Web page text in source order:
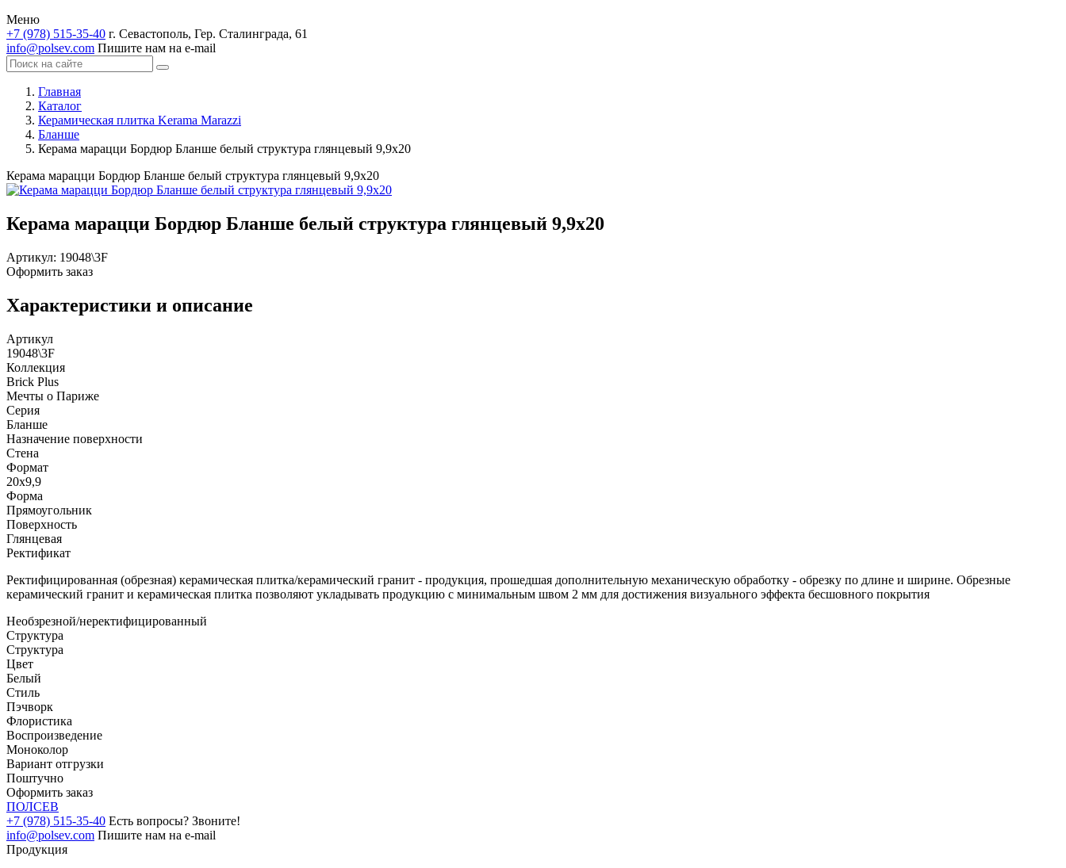
Меню
+7 (978) 515-35-40 г. Севастополь, Гер. Сталинграда, 61
info@polsev.com Пишите нам на e-mail
Главная
Каталог
Керамическая плитка Kerama Marazzi
Бланше
Керама марацци Бордюр Бланше белый структура глянцевый 9,9х20
Керама марацци Бордюр Бланше белый структура глянцевый 9,9х20
Керама марацци Бордюр Бланше белый структура глянцевый 9,9х20
Артикул: 19048\3F
Оформить заказ
Характеристики и описание
Артикул
19048\3F
Коллекция
Brick Plus
Мечты о Париже
Серия
Бланше
Назначение поверхности
Стена
Формат
20x9,9
Форма
Прямоугольник
Поверхность
Глянцевая
Ректификат
Ректифицированная (обрезная) керамическая плитка/керамический гранит - продукция, прошедшая дополнительную механическую обработку - обрезку по длине и ширине. Обрезные
керамический гранит и керамическая плитка позволяют укладывать продукцию с минимальным швом 2 мм для достижения визуального эффекта бесшовного покрытия
Необзрезной/неректифицированный
Структура
Структура
Цвет
Белый
Стиль
Пэчворк
Флористика
Воспроизведение
Моноколор
Вариант отгрузки
Поштучно
Оформить заказ
ПОЛСЕВ
+7 (978) 515-35-40 Есть вопросы? Звоните!
info@polsev.com Пишите нам на e-mail
Продукция